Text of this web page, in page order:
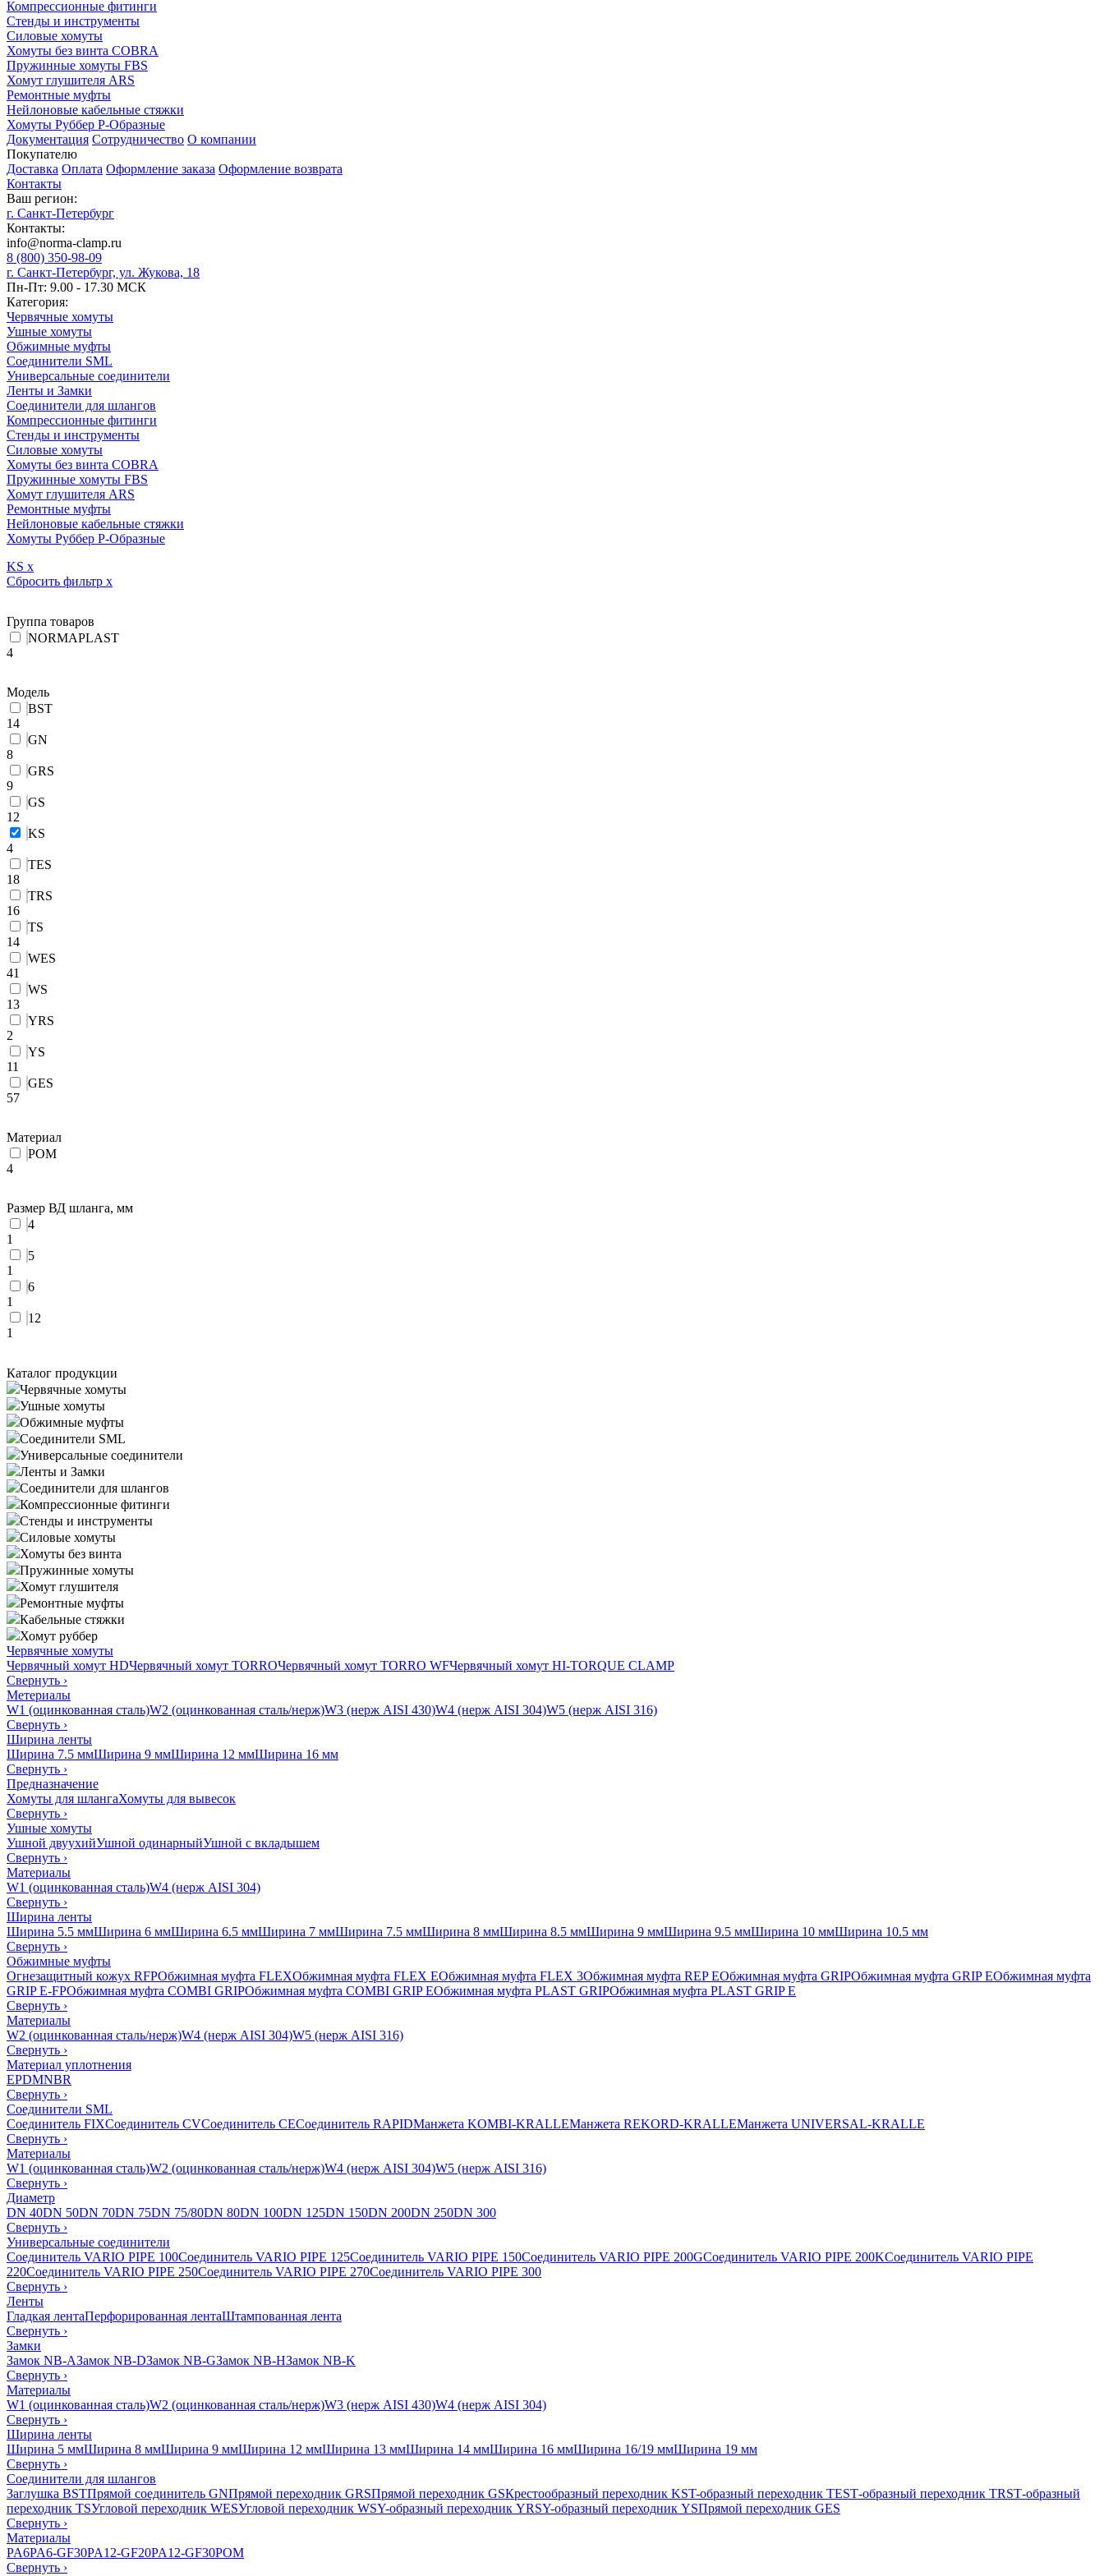
Компрессионные фитинги
Стенды и инструменты
Силовые хомуты
Хомуты без винта COBRA
Пружинные хомуты FBS
Хомут глушителя ARS
Ремонтные муфты
Нейлоновые кабельные стяжки
Хомуты Руббер Р-Образные
Документация Сотрудничество О компании
Покупателю
Доставка Оплата Оформление заказа Оформление возврата
Контакты
Ваш регион:
г. Санкт-Петербург
Контакты:
info@norma-clamp.ru
8 (800) 350-98-09
г. Санкт-Петербург, ул. Жукова, 18
Пн-Пт: 9.00 - 17.30 МСК
Категория:
Червячные хомуты
Ушные хомуты
Обжимные муфты
Соединители SML
Универсальные соединители
Ленты и Замки
Соединители для шлангов
Компрессионные фитинги
Стенды и инструменты
Силовые хомуты
Хомуты без винта COBRA
Пружинные хомуты FBS
Хомут глушителя ARS
Ремонтные муфты
Нейлоновые кабельные стяжки
Хомуты Руббер Р-Образные
KS x
Сбросить фильтр x
Группа товаров
NORMAPLAST
4
Модель
BST
14
GN
8
GRS
9
GS
12
KS
4
TES
18
TRS
16
TS
14
WES
41
WS
13
YRS
2
YS
11
GES
57
Материал
POM
4
Размер ВД шланга, мм
4
1
5
1
6
1
12
1
Каталог продукции
Червячные хомуты
Ушные хомуты
Обжимные муфты
Соединители SML
Универсальные соединители
Ленты и Замки
Соединители для шлангов
Компрессионные фитинги
Стенды и инструменты
Силовые хомуты
Хомуты без винта
Пружинные хомуты
Хомут глушителя
Ремонтные муфты
Кабельные стяжки
Хомут руббер
Червячные хомуты
Червячный хомут HDЧервячный хомут TORROЧервячный хомут TORRO WFЧервячный хомут HI-TORQUE CLAMP
Свернуть ›
Метериалы
W1 (оцинкованная сталь)W2 (оцинкованная сталь/нерж)W3 (нерж AISI 430)W4 (нерж AISI 304)W5 (нерж AISI 316)
Свернуть ›
Ширина ленты
Ширина 7.5 ммШирина 9 ммШирина 12 ммШирина 16 мм
Свернуть ›
Предназначение
Хомуты для шлангаХомуты для вывесок
Свернуть ›
Ушные хомуты
Ушной двуухийУшной одинарныйУшной с вкладышем
Свернуть ›
Материалы
W1 (оцинкованная сталь)W4 (нерж AISI 304)
Свернуть ›
Ширина ленты
Ширина 5.5 ммШирина 6 ммШирина 6.5 ммШирина 7 ммШирина 7.5 ммШирина 8 ммШирина 8.5 ммШирина 9 ммШирина 9.5 ммШирина 10 ммШирина 10.5 мм
Свернуть ›
Обжимные муфты
Огнезащитный кожух RFPОбжимная муфта FLEXОбжимная муфта FLEX EОбжимная муфта FLEX 3Обжимная муфта REP EОбжимная муфта GRIPОбжимная муфта GRIP EОбжимная муфта
GRIP E-FPОбжимная муфта COMBI GRIPОбжимная муфта COMBI GRIP EОбжимная муфта PLAST GRIPОбжимная муфта PLAST GRIP E
Свернуть ›
Материалы
W2 (оцинкованная сталь/нерж)W4 (нерж AISI 304)W5 (нерж AISI 316)
Свернуть ›
Материал уплотнения
EPDMNBR
Свернуть ›
Соединители SML
Соединитель FIXСоединитель CVСоединитель CEСоединитель RAPIDМанжета KOMBI-KRALLEМанжета REKORD-KRALLEМанжета UNIVERSAL-KRALLE
Свернуть ›
Материалы
W1 (оцинкованная сталь)W2 (оцинкованная сталь/нерж)W4 (нерж AISI 304)W5 (нерж AISI 316)
Свернуть ›
Диаметр
DN 40DN 50DN 70DN 75DN 75/80DN 80DN 100DN 125DN 150DN 200DN 250DN 300
Свернуть ›
Универсальные соединители
Соединитель VARIO PIPE 100Соединитель VARIO PIPE 125Соединитель VARIO PIPE 150Соединитель VARIO PIPE 200GСоединитель VARIO PIPE 200KСоединитель VARIO PIPE
220Соединитель VARIO PIPE 250Соединитель VARIO PIPE 270Соединитель VARIO PIPE 300
Свернуть ›
Ленты
Гладкая лентаПерфорированная лентаШтампованная лента
Свернуть ›
Замки
Замок NB-AЗамок NB-DЗамок NB-GЗамок NB-HЗамок NB-K
Свернуть ›
Материалы
W1 (оцинкованная сталь)W2 (оцинкованная сталь/нерж)W3 (нерж AISI 430)W4 (нерж AISI 304)
Свернуть ›
Ширина ленты
Ширина 5 ммШирина 8 ммШирина 9 ммШирина 12 ммШирина 13 ммШирина 14 ммШирина 16 ммШирина 16/19 ммШирина 19 мм
Свернуть ›
Соединители для шлангов
Заглушка BSTПрямой соединитель GNПрямой переходник GRSПрямой переходник GSКрестообразный переходник KST-образный переходник TESТ-образный переходник TRSТ-образный
переходник TSУгловой переходник WESУгловой переходник WSY-образный переходник YRSY-образный переходник YSПрямой переходник GES
Свернуть ›
Материалы
PA6PA6-GF30PA12-GF20PA12-GF30POM
Свернуть ›